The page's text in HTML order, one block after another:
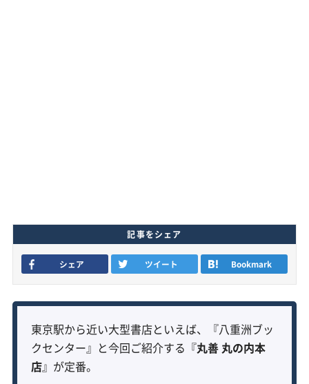
記事をシェア
シェア ツイート Bookmark
東京駅から近い大型書店といえば、『八重洲ブッ
クセンター』と今回ご紹介する『丸善 丸の内本
店』が定番。